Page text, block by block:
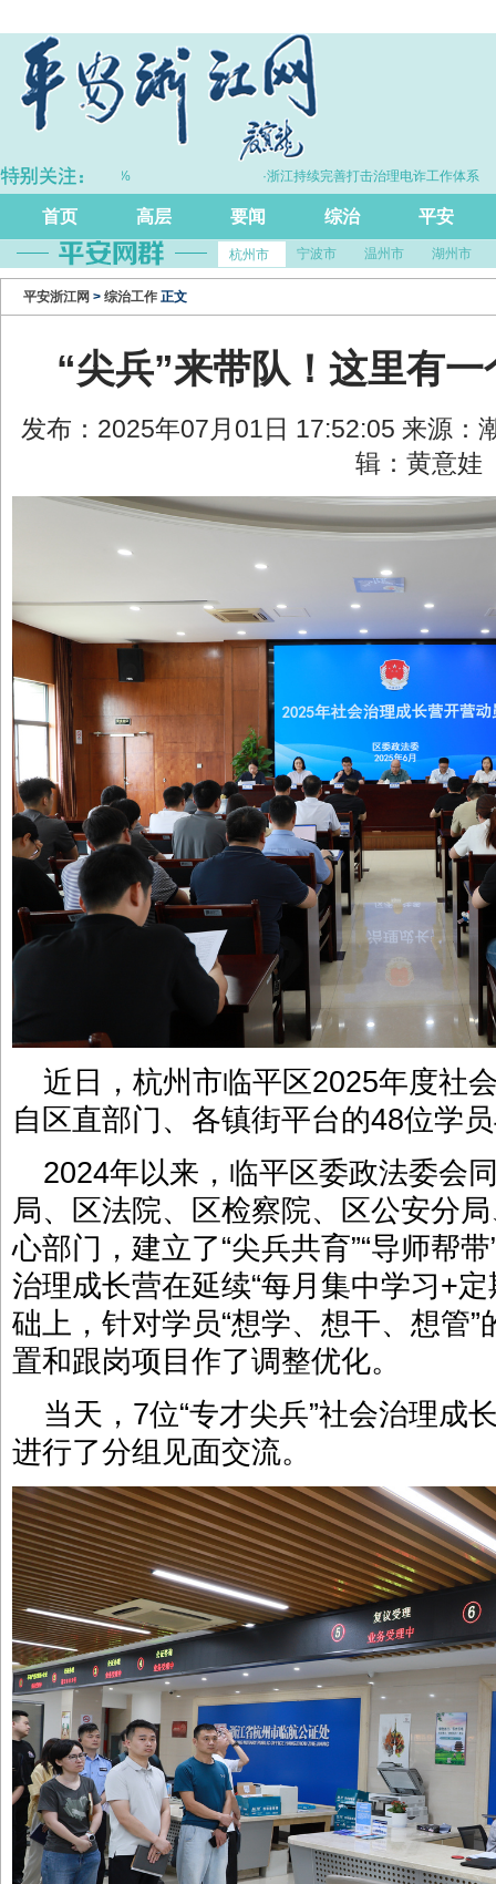
比增长5.7% ·浙江持续完善打击治理电诈工作体系
首页 高层 要闻 综治 平安
杭州市 宁波市 温州市 湖州市
平安浙江网 > 综治工作 正文
“尖兵”来带队！这里有
发布：2025年07月01日 17:52:05 来源
辑：黄意娃
近日，杭州市临平区2025年度社
自区直部门、各镇街平台的48位学
2024年以来，临平区委政法委会
局、区法院、区检察院、区公安分
心部门，建立了“尖兵共育”“导师帮
治理成长营在延续“每月集中学习+
础上，针对学员“想学、想干、想管
置和跟岗项目作了调整优化。
当天，7位“专才尖兵”社会治理成
进行了分组见面交流。